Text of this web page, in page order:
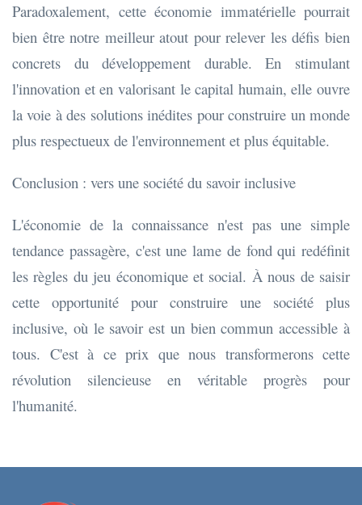
Paradoxalement, cette économie immatérielle pourrait
bien être notre meilleur atout pour relever les défis bien
concrets du développement durable. En stimulant
l'innovation et en valorisant le capital humain, elle ouvre
la voie à des solutions inédites pour construire un monde
plus respectueux de l'environnement et plus équitable.
Conclusion : vers une société du savoir inclusive
L'économie de la connaissance n'est pas une simple
tendance passagère, c'est une lame de fond qui redéfinit
les règles du jeu économique et social. À nous de saisir
cette opportunité pour construire une société plus
inclusive, où le savoir est un bien commun accessible à
tous. C'est à ce prix que nous transformerons cette
révolution silencieuse en véritable progrès pour
l'humanité.